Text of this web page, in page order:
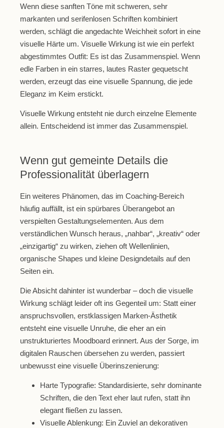
Wenn diese sanften Töne mit schweren, sehr
markanten und serifenlosen Schriften kombiniert
werden, schlägt die angedachte Weichheit sofort in eine
visuelle Härte um. Visuelle Wirkung ist wie ein perfekt
abgestimmtes Outfit: Es ist das Zusammenspiel. Wenn
edle Farben in ein starres, lautes Raster gequetscht
werden, erzeugt das eine visuelle Spannung, die jede
Eleganz im Keim erstickt.
Visuelle Wirkung entsteht nie durch einzelne Elemente
allein. Entscheidend ist immer das Zusammenspiel.
Wenn gut gemeinte Details die
Professionalität überlagern
Ein weiteres Phänomen, das im Coaching-Bereich
häufig auffällt, ist ein spürbares Überangebot an
verspielten Gestaltungselementen. Aus dem
verständlichen Wunsch heraus, „nahbar“, „kreativ“ oder
„einzigartig“ zu wirken, ziehen oft Wellenlinien,
organische Shapes und kleine Designdetails auf den
Seiten ein.
Die Absicht dahinter ist wunderbar – doch die visuelle
Wirkung schlägt leider oft ins Gegenteil um: Statt einer
anspruchsvollen, erstklassigen Marken-Ästhetik
entsteht eine visuelle Unruhe, die eher an ein
unstrukturiertes Moodboard erinnert. Aus der Sorge, im
digitalen Rauschen übersehen zu werden, passiert
unbewusst eine visuelle Überinszenierung:
Harte Typografie: Standardisierte, sehr dominante
Schriften, die den Text eher laut rufen, statt ihn
elegant fließen zu lassen.
Visuelle Ablenkung: Ein Zuviel an dekorativen